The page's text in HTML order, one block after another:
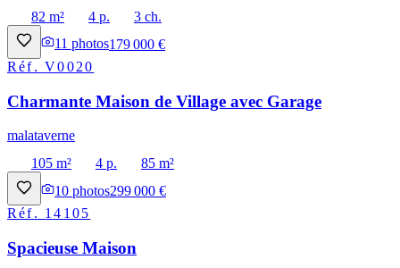
82 m²
4 p.
3 ch.
11 photos179 000 €
Réf.V0020
Charmante Maison de Village avec Garage
malataverne
105 m²
4 p.
85 m²
10 photos299 000 €
Réf. 14105
Spacieuse Maison